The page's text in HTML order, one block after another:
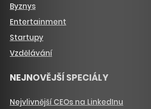
Byznys
Entertainment
Startupy
Vzdělávání
NEJNOVĚJŠÍ SPECIÁLY
Nejvlivnější CEOs na LinkedInu